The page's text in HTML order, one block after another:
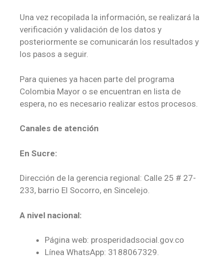
Una vez recopilada la información, se realizará la
verificación y validación de los datos y
posteriormente se comunicarán los resultados y
los pasos a seguir.
Para quienes ya hacen parte del programa
Colombia Mayor o se encuentran en lista de
espera, no es necesario realizar estos procesos.
Canales de atención
En Sucre:
Dirección de la gerencia regional: Calle 25 # 27-
233, barrio El Socorro, en Sincelejo.
A nivel nacional:
Página web: prosperidadsocial.gov.co
Línea WhatsApp: 3188067329.